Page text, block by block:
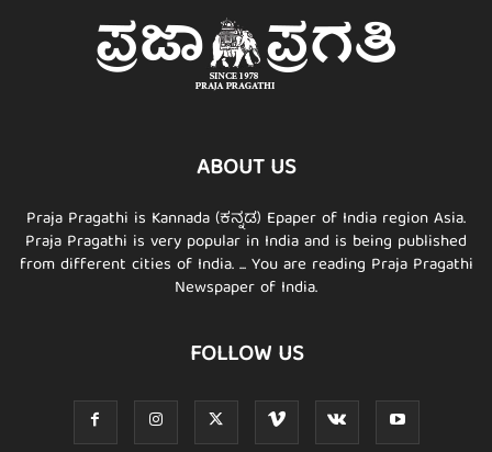
ABOUT US
Praja Pragathi is Kannada (ಕನ್ನಡ) Epaper of India region Asia.
Praja Pragathi is very popular in India and is being published
from different cities of India. ... You are reading Praja Pragathi
Newspaper of India.
FOLLOW US